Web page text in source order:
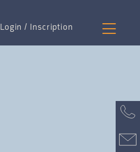
Login / Inscription